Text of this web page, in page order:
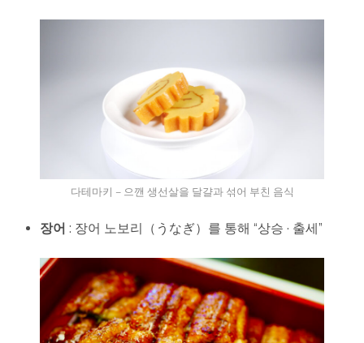
다테마키 – 으깬 생선살을 달걀과 섞어 부친 음식
장어 : 장어 노보리（うなぎ）를 통해 “상승 · 출세”